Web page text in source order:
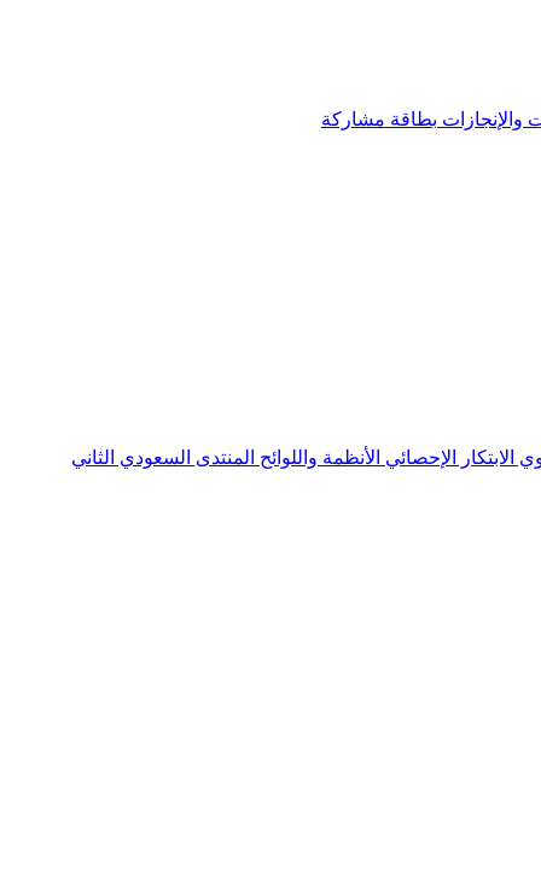
والإنجازات بطاقة مشاركة
الابتكار الإحصائي الأنظمة واللوائح المنتدى السعودي الثاني